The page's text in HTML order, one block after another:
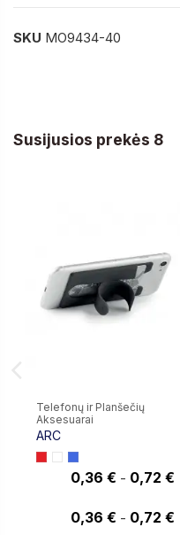
SKU MO9434-40
Susijusios prekės 8
Telefonų ir Planšečių
Aksesuarai
ARC
0,36 € - 0,72 €
0,36 € - 0,72 €